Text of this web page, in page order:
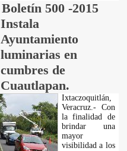
Boletín 500 -2015
Instala
Ayuntamiento
luminarias en
cumbres de
Cuautlapan.
Ixtaczoquitlán,
Veracruz.- Con
la finalidad de
brindar una
mayor
visibilidad a los